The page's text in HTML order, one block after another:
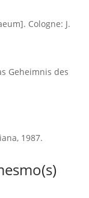
Cologne: J.
Geheimnis des
1987.